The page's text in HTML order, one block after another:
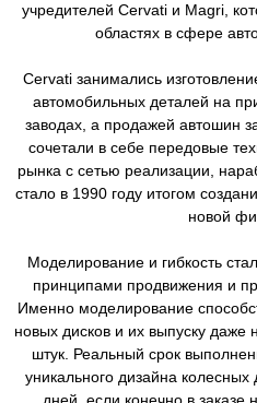
учредителей Cervati и Magri,
областях в сфере
Cervati занимались
автомобильных деталей на
заводах, а продажей автошин
сочетали в себе передовые
рынка с сетью реализации,
стало в 1990 году итогом
новой
Моделирование и гибкость
принципами продвижения и
Именно моделирование
новых дисков и их выпуску
штук. Реальный срок
уникального дизайна колесных